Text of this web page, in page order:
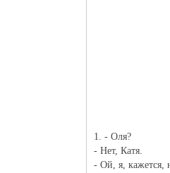
1. - Оля?
- Нет, Катя.
- Ой, я, кажется,